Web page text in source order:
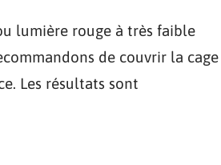
lumière rouge à très faible
de couvrir la cage
Les résultats sont